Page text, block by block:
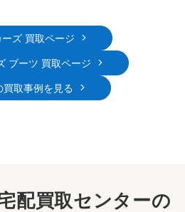
ーズ 買取ページ
ブーツ 買取ページ
買取事例を見る
配買取センターの